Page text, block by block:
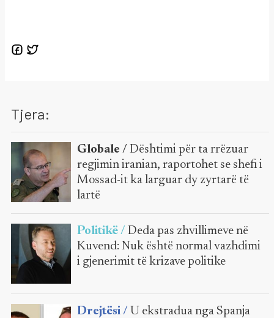
Tjera:
Globale / Dështimi për ta rrëzuar
regjimin iranian, raportohet se shefi i
Mossad-it ka larguar dy zyrtarë të
lartë
Politikë / Deda pas zhvillimeve në
Kuvend: Nuk është normal vazhdimi
i gjenerimit të krizave politike
Drejtësi / U ekstradua nga Spanja